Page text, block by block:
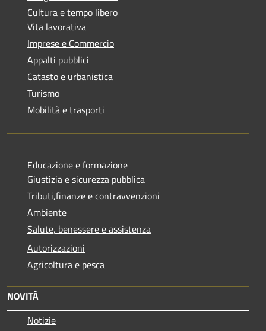
Cultura e tempo libero
Vita lavorativa
Imprese e Commercio
Appalti pubblici
Catasto e urbanistica
Turismo
Mobilità e trasporti
Educazione e formazione
Giustizia e sicurezza pubblica
Tributi,finanze e contravvenzioni
Ambiente
Salute, benessere e assistenza
Autorizzazioni
Agricoltura e pesca
NOVITÀ
Notizie